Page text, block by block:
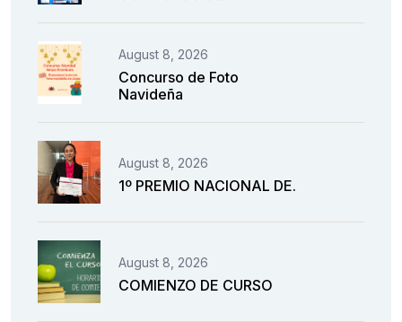
August 8, 2026
Concurso de Foto
Navideña
August 8, 2026
1º PREMIO NACIONAL DE.
August 8, 2026
COMIENZO DE CURSO